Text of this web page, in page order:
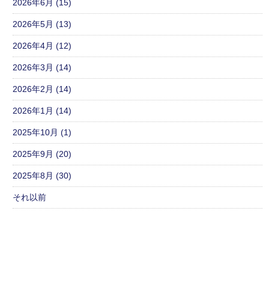
2026年6月 (15)
2026年5月 (13)
2026年4月 (12)
2026年3月 (14)
2026年2月 (14)
2026年1月 (14)
2025年10月 (1)
2025年9月 (20)
2025年8月 (30)
それ以前